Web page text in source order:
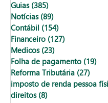
Guias (385)
Notícias (89)
Contábil (154)
Financeiro (127)
Medicos (23)
Folha de pagamento (19)
Reforma Tributária (27)
imposto de renda pessoa
direitos (8)